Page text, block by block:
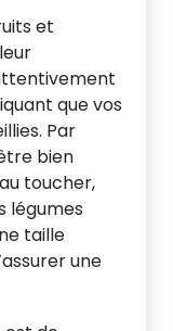
et
que vos
Par
bien
toucher,
légumes
taille
une